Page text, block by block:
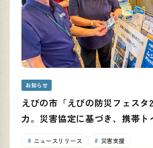
お知らせ
えびの市「えびの防災フェスタ
力。災害協定に基づき、携帯ト
ニュースリリース 災害支援